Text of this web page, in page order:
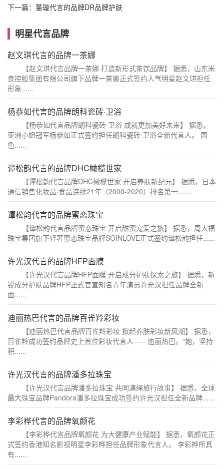
下一篇： 董璇代言的品牌DR品牌护肤
明星代言品牌
赵文琪代言的品牌一茶娜
【赵文琪代言品牌一茶娜 打造新形式茶饮品牌】 据悉，山东米
良控股集团有限公司旗下品牌一茶娜正式签约人气明星赵文琪担任
形象......
杨恭如代言的品牌朗科瓷砖·卫浴
【杨恭如代言品牌朗科瓷砖·卫浴 成就更加美好未来】 据悉，
亚洲小姐冠军杨恭如正式签约担任朗科瓷砖·卫浴全新代言人。 国
色......
谭松韵代言的品牌DHC橄榄世家
【谭松韵代言品牌DHC橄榄世家 开启养肤新纪元】 据悉，日本
通信销售化妆品·食品连续21年（2000-2020）排名第一......
谭松韵代言的品牌蜜恋珠宝
【谭松韵代言品牌蜜恋珠宝 开启甜蜜宠爱之旅】 据悉，周大福
珠宝集团旗下轻奢蜜恋珠宝品牌SOINLOVE正式签约谭松韵担任......
许光汉代言的品牌HFP面膜
【许光汉代言品牌HFP面膜 开启成分护肤探索之旅】 据悉，新
锐成分护肤品牌HFP正式官宣知名青年演员许光汉担任品牌全新
面......
迪丽热巴代言的品牌百雀羚彩妆
【迪丽热巴代言品牌百雀羚彩妆 掀起养肤彩妆新风潮】 据悉，
百雀羚成功签约品牌史上首位彩妆代言人——迪丽热巴。“她，坚持
积......
许光汉代言的品牌潘多拉珠宝
【许光汉代言品牌潘多拉珠宝 共同演绎旅行故事】 据悉，全球
最大珠宝品牌Pandora潘多拉珠宝成功签约许光汉担任全新品牌......
李彩桦代言的品牌氧颜花
【李彩桦代言品牌氧颜花 为大健康产业赋能】 据悉，氧颜花正
式签约香港知名影视明星李彩桦担任品牌形象代言人。 李彩桦所具
有......